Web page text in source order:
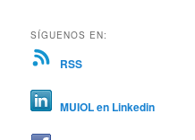
SÍGUENOS EN:
RSS
MUIOL en Linkedin